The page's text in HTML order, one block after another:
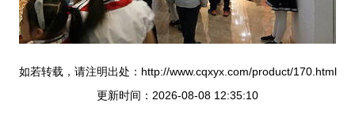
如若转载，请注明出处：http://www.cqxyx.com/product/170.html
更新时间：2026-08-08 12:35:10